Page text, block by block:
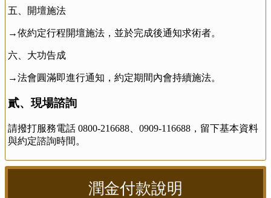
五、開壇施法
→依約定行程開壇施法，並於完成後通知求術者。
六、大功告成
→法會圓滿即進行通知，約定期間內會持續施法。
貳、現場諮詢
請撥打服務電話 0800-216688、0909-116688，留下基本資料
與約定諮詢時間。
潤金付款說明